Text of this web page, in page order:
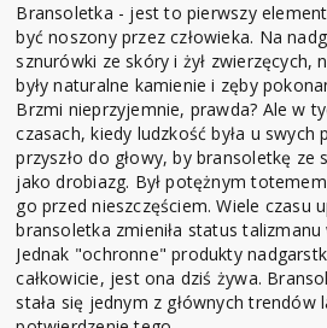
Bransoletka - jest to pierwszy
być noszony przez człowieka. Na
sznurówki ze skóry i żył zwierzęcych,
były naturalne kamienie i zęby
Brzmi nieprzyjemnie, prawda? Ale w
czasach, kiedy ludzkość była u
przyszło do głowy, by bransoletkę ze
jako drobiazg. Był potężnym
go przed nieszczęściem. Wiele czasu
bransoletka zmieniła status
Jednak "ochronne" produkty
całkowicie, jest ona dziś żywa.
stała się jednym z głównych trendów